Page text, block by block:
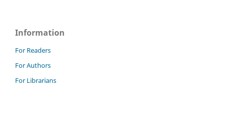
Information
For Readers
For Authors
For Librarians